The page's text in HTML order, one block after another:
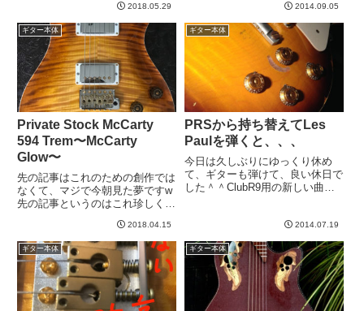
でした。以前の記事「最近聴いた
凄いギタリスト」でとりあげたジ
ュリアン・ラージ（レイ...
2018.05.29
ブログの写真撮ろうかな。。。ま
あ、面倒なのですぐに挫折しそう
ですが、可能な限りやってみま
す。この写真、よく見ると、テー
ル...
2014.09.05
ギター本体
Private Stock McCarty
594 Trem〜McCarty
Glow〜
先の記事はこれのための創作では
なくて、マジで今朝見た夢ですw
先の記事というのはこれ珍しく細
も書くか、、、と書いてるうち
に、なんかうまいこと導入部分に
なることに気づいた。というわけ
で、、、２年ぶりにギターを買っ
て...
2018.04.15
ギター本体
PRSから持ち替えてLes
Paulを弾くと、、、
今日は久しぶりにゆっくり休め
て、ギターも弾けて、良い休日で
した＾＾ClubR9用の新しい曲を
が出るかな？と思ったので、
PRSでコイルタップして弾いて
ました。PRSはやはり弾きやす
2014.07.19
ギター本体 ギター本体